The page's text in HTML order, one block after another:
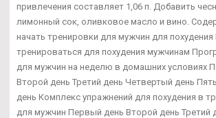
привлечения составляет 1,06 п. Добавить
лимонный сок, оливковое масло и вино.
начать тренировки для мужчин для похудения
тренироваться для похудения мужчинам
для мужчин на неделю в домашних условиях
Второй день Третий день Четвертый день
день Комплекс упражнений для похудения в
для мужчин Первый день Второй день Третий